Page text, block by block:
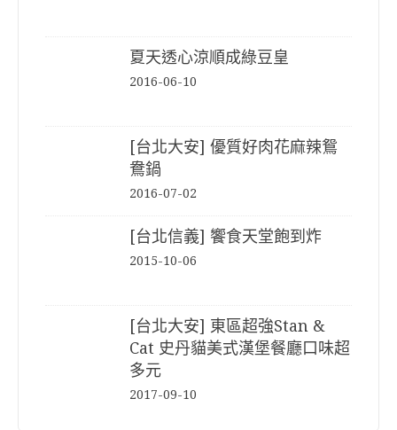
夏天透心涼順成綠豆皇
2016-06-10
[台北大安] 優質好肉花麻辣鴛
鴦鍋
2016-07-02
[台北信義] 饗食天堂飽到炸
2015-10-06
[台北大安] 東區超強Stan &
Cat 史丹貓美式漢堡餐廳口味超
多元
2017-09-10